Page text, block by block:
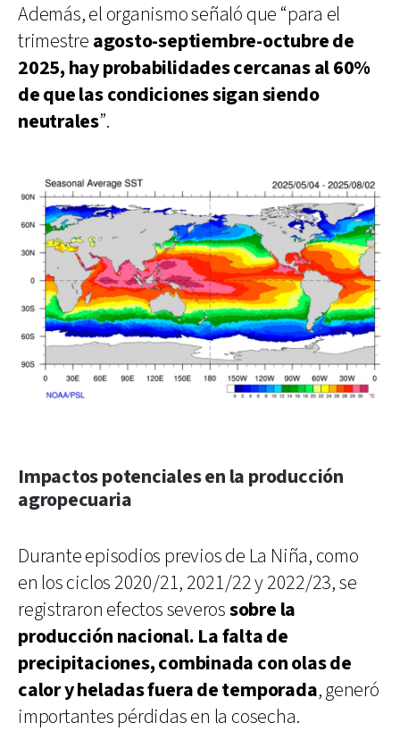
Además, el organismo señaló que “para el
trimestre agosto-septiembre-octubre de
2025, hay probabilidades cercanas al 60%
de que las condiciones sigan siendo
neutrales”.
Impactos potenciales en la producción
agropecuaria
Durante episodios previos de La Niña, como
en los ciclos 2020/21, 2021/22 y 2022/23, se
registraron efectos severossobre la
producción nacional. La falta de
precipitaciones, combinada con olas de
calor y heladas fuera de temporada, generó
importantes pérdidas en la cosecha.